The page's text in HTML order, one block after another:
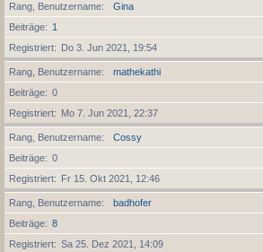
Rang, Benutzername
Gina
Beiträge
1
Registriert
Do 3. Jun 2021, 19:54
Rang, Benutzername
mathekathi
Beiträge
0
Registriert
Mo 7. Jun 2021, 22:37
Rang, Benutzername
Cossy
Beiträge
0
Registriert
Fr 15. Okt 2021, 12:46
Rang, Benutzername
badhofer
Beiträge
8
Registriert
Sa 25. Dez 2021, 14:09